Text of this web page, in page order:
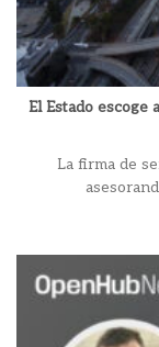
El Estado escoge
La firma de